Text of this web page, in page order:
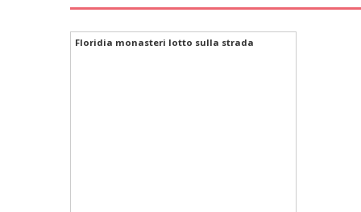
Floridia monasteri lotto sulla strada